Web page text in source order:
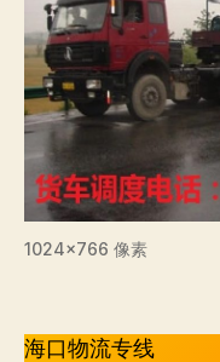
1024×766 像素
海口物流专线